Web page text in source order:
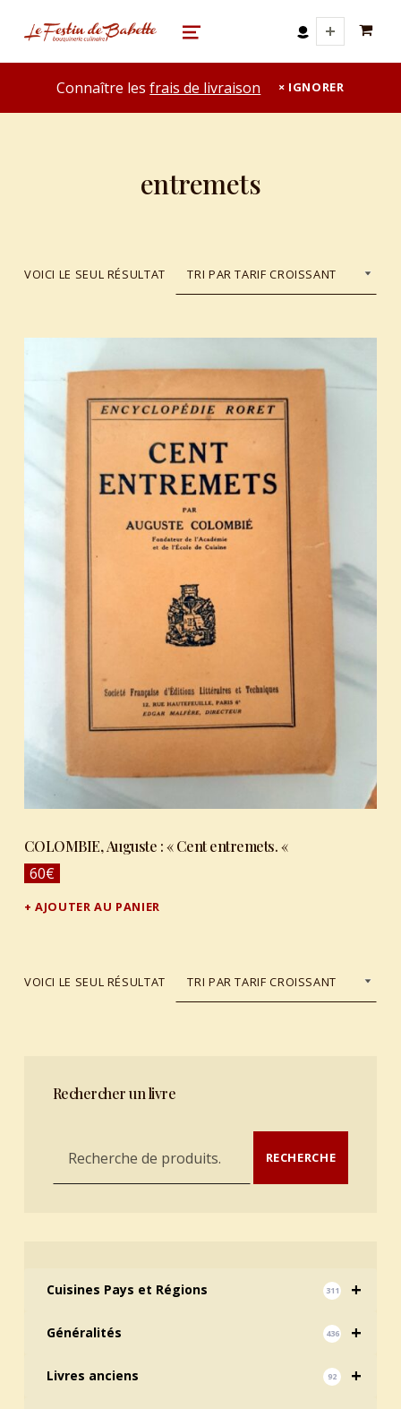
le festin de babette
"LE FESTIN DE BABETTE" – BOUQUINERIE GASTRONOMIQUE MENU
Connaître lesfrais de livraison IGNORER
entremets
VOICI LE SEUL RÉSULTAT
List of products
COLOMBIE, Auguste : « Cent entremets. «
60€
AJOUTER AU PANIER
VOICI LE SEUL RÉSULTAT
Rechercher un livre
Recherche pour : RECHERCHE
+
Cuisines Pays et Régions 311
+
Généralités 436
+
Livres anciens 92